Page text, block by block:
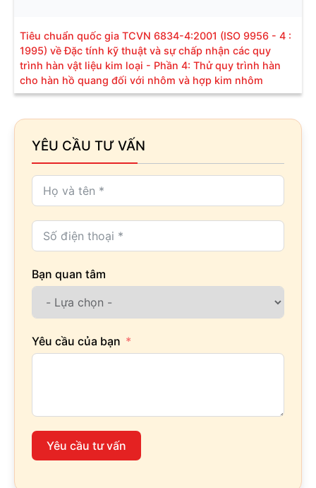
Tiêu chuẩn quốc gia TCVN 6834-4:2001 (ISO 9956 - 4 :
1995) về Đặc tính kỹ thuật và sự chấp nhận các quy
trình hàn vật liệu kim loại - Phần 4: Thử quy trình hàn
cho hàn hồ quang đối với nhôm và hợp kim nhôm
YÊU CẦU TƯ VẤN
Bạn quan tâm
Yêu cầu của bạn
Yêu cầu tư vấn